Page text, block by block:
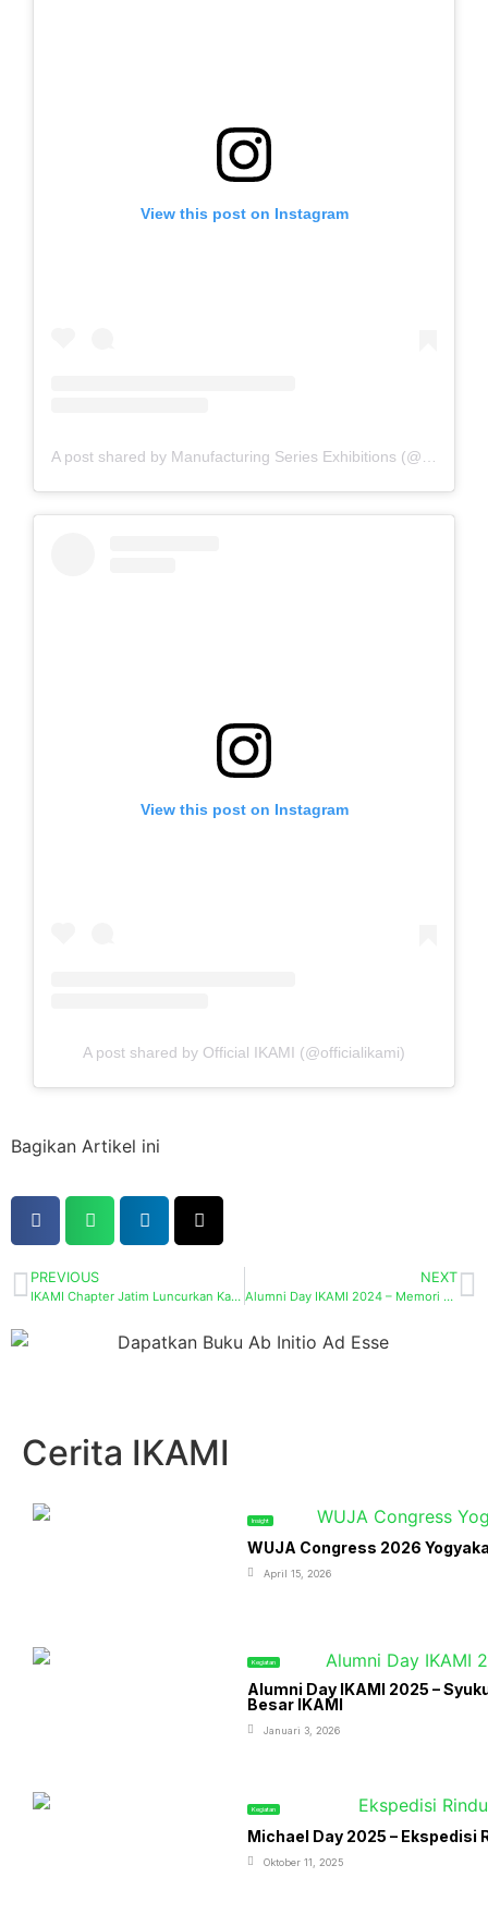
View this post on Instagram
A post shared by Manufacturing Series Exhibitions (@manufacturing.indonesia)
View this post on Instagram
A post shared by Official IKAMI (@officialikami)
Bagikan Artikel ini
PREVIOUS
IKAMI Chapter Jatim Luncurkan Katalog PoliPonik Edisi Perdana
NEXT
Alumni Day IKAMI 2024 – Memori Baik
Cerita IKAMI
Insight
WUJA Congress 2026
April 15, 2026
Kegiatan
Alumni Day IKAMI 2025 –
Besar IKAMI
Januari 3, 2026
Kegiatan
Michael Day 2025 – Ekspedisi
Oktober 11, 2025